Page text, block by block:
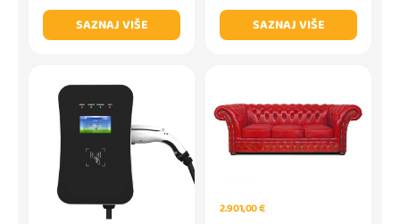
SAZNAJ VIŠE
SAZNAJ VIŠE
2.901,00 €